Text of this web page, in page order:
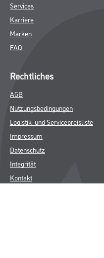
Services
Karriere
Marken
FAQ
Rechtliches
AGB
Nutzungsbedingungen
Logistik- und Servicepreisliste
Impressum
Datenschutz
Integrität
Kontakt